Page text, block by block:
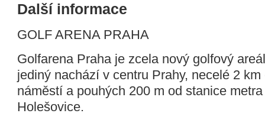
Další informace
GOLF ARENA PRAHA
Golfarena Praha je zcela nový golfový
jediný nachází v centru Prahy, necelé 2
náměstí a pouhých 200 m od stanice
Holešovice.